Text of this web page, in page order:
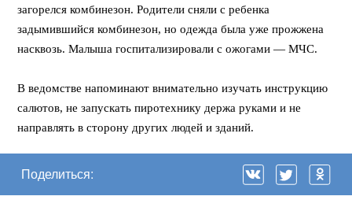
загорелся комбинезон. Родители сняли с ребенка
задымившийся комбинезон, но одежда была уже прожжена
насквозь. Малыша госпитализировали с ожогами — МЧС.
В ведомстве напоминают внимательно изучать инструкцию
салютов, не запускать пиротехнику держа руками и не
направлять в сторону других людей и зданий.
Поделиться: